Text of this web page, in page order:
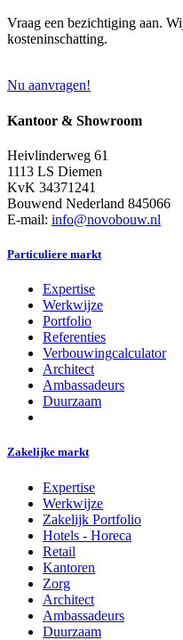
Vraag een bezichtiging aan.
kosteninschatting.
Nu aanvragen!
Kantoor & Showroom
Heivlinderweg 61
1113 LS Diemen
KvK 34371241
Bouwend Nederland 845066
E-mail: info@novobouw.nl
Particuliere markt
Expertise
Werkwijze
Portfolio
Referenties
Verbouwingcalculator
Architect
Ambassadeurs
Duurzaam
Zakelijke markt
Expertise
Werkwijze
Zakelijk Portfolio
Hotels - Horeca
Retail
Kantoren
Zorg
Architect
Ambassadeurs
Duurzaam